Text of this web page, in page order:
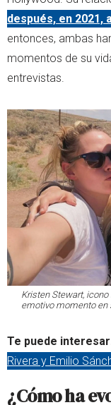
después, en 2021,
entonces, ambas
momentos de su
entrevistas.
Kristen Stewart,
emotivo momento en
Te puede
Rivera y Emilio
¿Cómo ha